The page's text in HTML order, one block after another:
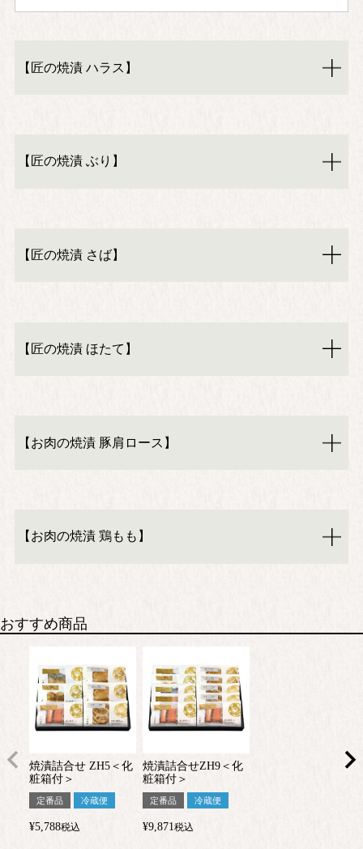
【匠の焼漬 ハラス】
【匠の焼漬 ぶり】
【匠の焼漬 さば】
【匠の焼漬 ほたて】
【お肉の焼漬 豚肩ロース】
【お肉の焼漬 鶏もも】
おすすめ商品
焼漬詰合せ ZH5＜化
粧箱付＞
定番品 冷蔵便
¥5,788税込
焼漬詰合せZH9＜化
粧箱付＞
定番品 冷蔵便
¥9,871税込